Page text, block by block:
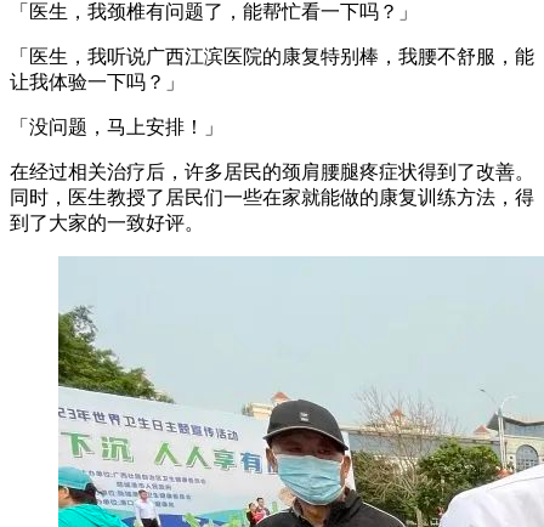
「医生，我颈椎有问题了，能帮忙看一下吗？」
「医生，我听说广西江滨医院的康复特别棒，我腰不舒服，能
让我体验一下吗？」
「没问题，马上安排！」
在经过相关治疗后，许多居民的颈肩腰腿疼症状得到了改善。
同时，医生教授了居民们一些在家就能做的康复训练方法，得
到了大家的一致好评。